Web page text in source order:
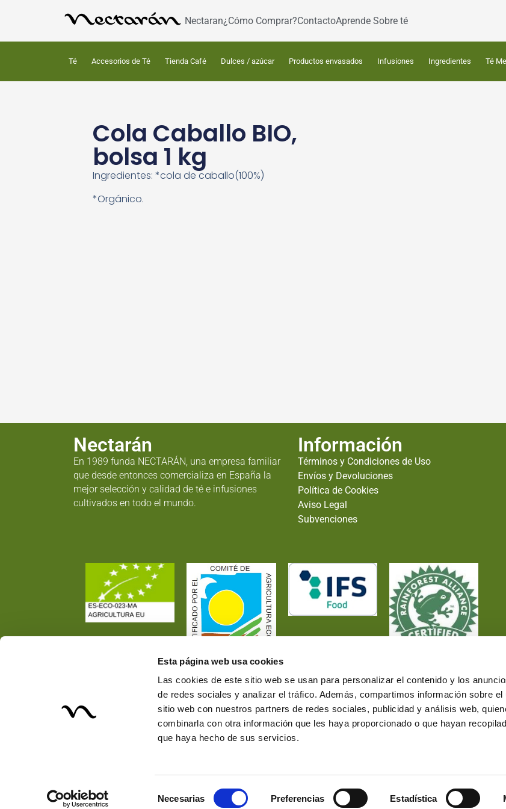
Esta página web usa cookies
Las cookies de este sitio web se usan para personalizar el contenido y los
de redes sociales y analizar el tráfico. Además, compartimos información sobre el
sitio web con nuestros partners de redes sociales, publicidad y análisis web,
combinarla con otra información que les haya proporcionado o que hayan
que haya hecho de sus servicios.
de
Necesarias Preferencias Estadística
Nectaran¿Cómo Comprar?ContactoAprende Sobre té
Té Accesorios de Té Tienda Café Dulces / azúcar Productos envasados Infusiones Ingredientes Té
Cola Caballo BIO,
bolsa 1 kg
Ingredientes: *cola de caballo(100%)
*Orgánico.
Nectarán
En 1989 funda NECTARÁN, una empresa familiar
que desde entonces comercializa en España la
mejor selección y calidad de té e infusiones
cultivados en todo el mundo.
Información
Términos y Condiciones de Uso
Envíos y Devoluciones
Política de Cookies
Aviso Legal
Subvenciones